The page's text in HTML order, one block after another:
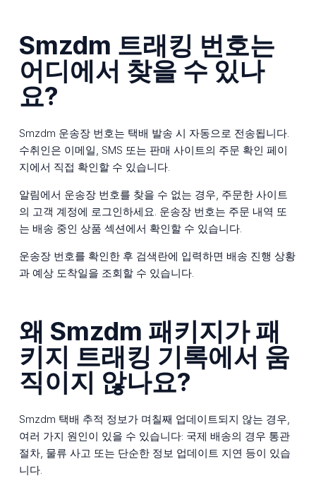
Smzdm 트래킹 번호는
어디에서 찾을 수 있나
요?
Smzdm 운송장 번호는 택배 발송 시 자동으로 전송됩니다.
수취인은 이메일, SMS 또는 판매 사이트의 주문 확인 페이
지에서 직접 확인할 수 있습니다.
알림에서 운송장 번호를 찾을 수 없는 경우, 주문한 사이트
의 고객 계정에 로그인하세요. 운송장 번호는 주문 내역 또
는 배송 중인 상품 섹션에서 확인할 수 있습니다.
운송장 번호를 확인한 후 검색란에 입력하면 배송 진행 상황
과 예상 도착일을 조회할 수 있습니다.
왜 Smzdm 패키지가 패
키지 트래킹 기록에서 움
직이지 않나요?
Smzdm 택배 추적 정보가 며칠째 업데이트되지 않는 경우,
여러 가지 원인이 있을 수 있습니다: 국제 배송의 경우 통관
절차, 물류 사고 또는 단순한 정보 업데이트 지연 등이 있습
니다.